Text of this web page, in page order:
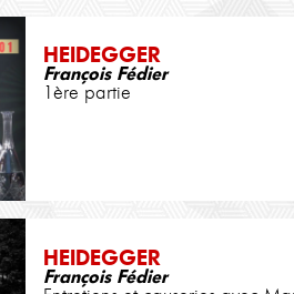
HEIDEGGER
François Fédier
1ère partie
HEIDEGGER
François Fédier